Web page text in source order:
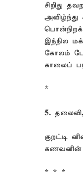
சிறிது
அவிழ்ந்து
இந்நில
கோலம்
காலைப்
*
5.
குறட்டி
கணவனின்